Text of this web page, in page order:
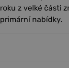
roku z velké části
primární nabídky.